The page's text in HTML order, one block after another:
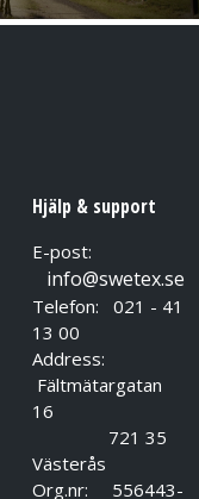
Hjälp & support
E-post:
info@swetex.se
Telefon: 021 - 41
13 00
Address:
Fältmätargatan
16
721 35
Västerås
Org.nr: 556443-